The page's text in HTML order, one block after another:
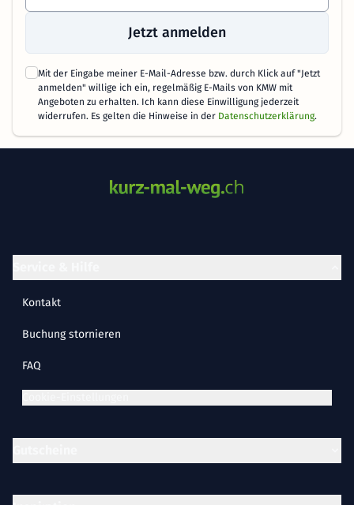
Jetzt anmelden
Mit der Eingabe meiner E-Mail-Adresse bzw. durch Klick auf "Jetzt
anmelden" willige ich ein, regelmäßig E-Mails von KMW mit
Angeboten zu erhalten. Ich kann diese Einwilligung jederzeit
widerrufen. Es gelten die Hinweise in der Datenschutzerklärung.
Kontakt
Buchung stornieren
FAQ